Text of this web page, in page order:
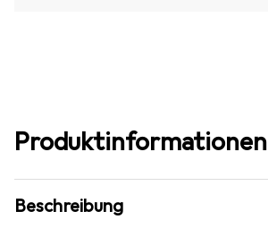
Produktinformationen
Beschreibung